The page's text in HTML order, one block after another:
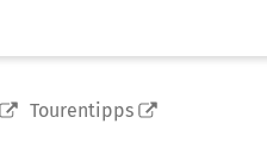
Tourentipps